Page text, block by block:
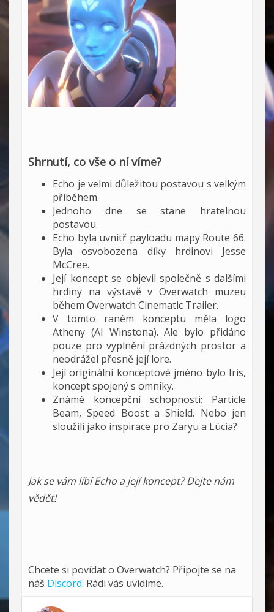
Shrnutí, co vše o ní víme?
Echo je velmi důležitou postavou s velkým
příběhem.
Jednoho dne se stane hratelnou
postavou.
Echo byla uvnitř payloadu mapy Route 66.
Byla osvobozena díky hrdinovi Jesse
McCree.
Její koncept se objevil společně s dalšími
hrdiny na výstavě v Overwatch muzeu
během Overwatch Cinematic Trailer.
V tomto raném konceptu měla logo
Atheny (AI Winstona). Ale bylo přidáno
pouze pro vyplnění prázdných prostor a
neodrážel přesně její lore.
Její originální konceptové jméno bylo Iris,
koncept spojený s omniky.
Známé koncepční schopnosti: Particle
Beam, Speed Boost a Shield. Nebo jen
sloužili jako inspirace pro Zaryu a Lúcia?
Jak se vám líbí Echo a její koncept? Dejte nám
vědět!
Chcete si povídat o Overwatch? Připojte se na
náš Discord. Rádi vás uvidíme.